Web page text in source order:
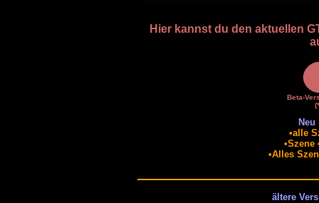
Hier kannst du den aktuellen
Beta-
•alle
•Alles
ältere